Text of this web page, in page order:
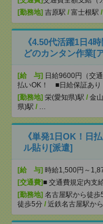
[勤務地] 吉原駅 / 富士根駅 /
《4.50代活躍1日4
どのカンタン作業[
[給 与] 日給9600円（
払いOK！ ■日給保証あり
[勤務地] 栄(愛知県)駅 / 金
県)駅 / …
《単発1日OK！日
ル貼り[派遣]
[給 与] 時給1,500円～
[交通費]■ 交通費規定内支
[勤務地] 名古屋駅から徒歩
徒歩5分 / 近鉄名古屋駅か